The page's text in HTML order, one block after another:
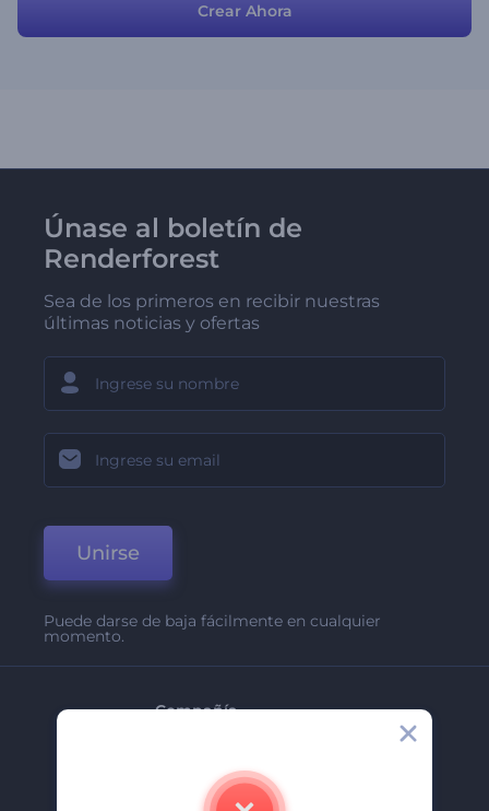
Crear Ahora
Únase al boletín de
Renderforest
Sea de los primeros en recibir nuestras
últimas noticias y ofertas
Unirse
Puede darse de baja fácilmente en cualquier
momento.
Compañía
Contáctenos